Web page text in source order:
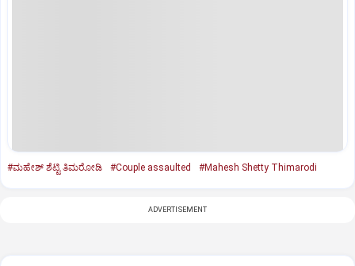
#ಮಹೇಶ್‌ ಶೆಟ್ಟಿ ತಿಮರೋಡಿ #Couple assaulted #Mahesh Shetty Thimarodi
ADVERTISEMENT